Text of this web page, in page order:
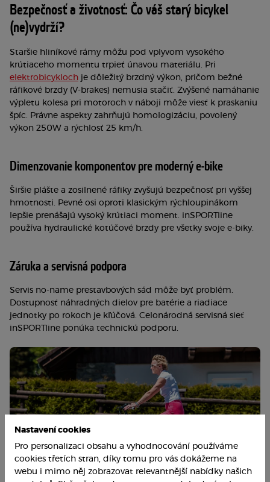
Bezpečnosť a životnosť: Čo váš starý bicykel
(ne)vydrží?
Staršie hliníkové rámy môžu pod vplyvom vysokého
krútiaceho momentu trpieť únavou materiálu. Pri
elektrobicykloch je dôležitý brzdný výkon, pričom bežné
ráfikové brzdy (V-brakes) nemusia stačiť. Zvýšené namáhanie
výpletu kolesa pri motoroch v náboji môže viesť k praskaniu
špíc. Právne aspekty zahrňujú homologizáciu, povolený
výkon 250W a rýchlosť 25 km/h.
Dimenzovanie komponentov pre moderný e-bike
Širšie plášte a zosilnené ráfiky zvyšujú bezpečnosť pri vyššej
hmotnosti. Pevné osi oproti klasickým rýchloupinákom
lepšie prenášajú vysoký krútiaci moment. inSPORTline
používa hydraulické kotúčové brzdy pre všetky svoje e-biky.
Záruka a servisná podpora
Servis no-name prestavbových sád môže byť problém.
Dostupnosť náhradných dielov pre batérie a riadiace
jednotky po rokoch je kľúčová. Celonárodná servisná sieť
inSPORTline ponúka technickú podporu.
Nastavení cookies
Pro personalizaci obsahu a vyhodnocování používáme
cookies třetích stran, díky tomu pro vás dokážeme na
webu i mimo něj zobrazovat relevantnější nabídky našich